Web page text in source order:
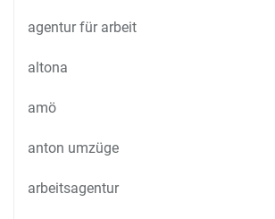
agentur für arbeit
altona
amö
anton umzüge
arbeitsagentur